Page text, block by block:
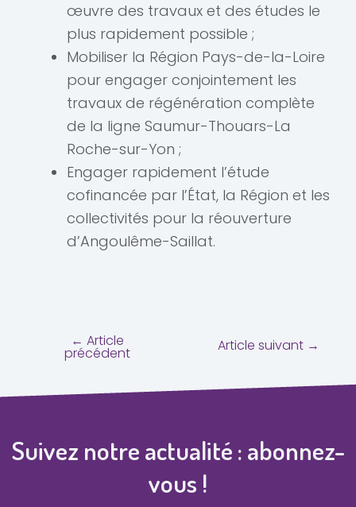
œuvre des travaux et des études le
plus rapidement possible ;
Mobiliser la Région Pays-de-la-Loire
pour engager conjointement les
travaux de régénération complète
de la ligne Saumur-Thouars-La
Roche-sur-Yon ;
Engager rapidement l’étude
cofinancée par l’État, la Région et les
collectivités pour la réouverture
d’Angoulême-Saillat.
← Article
précédent Article suivant →
Suivez notre actualité : abonnez-
vous !